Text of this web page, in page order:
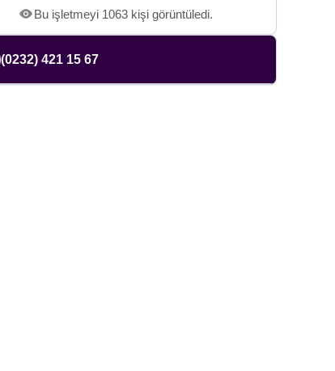
Bu işletmeyi 1063 kişi görüntüledi.
(0232) 421 15 67